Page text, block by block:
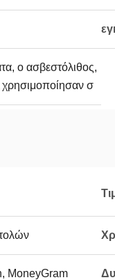
ο ασβεστόλιθος,
σ
MoneyGram